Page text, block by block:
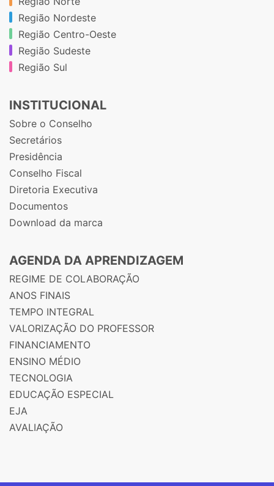
Região Nordeste
Região Centro-Oeste
Região Sudeste
Região Sul
INSTITUCIONAL
Sobre o Conselho
Secretários
Presidência
Conselho Fiscal
Diretoria Executiva
Documentos
Download da marca
AGENDA DA APRENDIZAGEM
REGIME DE COLABORAÇÃO
ANOS FINAIS
TEMPO INTEGRAL
VALORIZAÇÃO DO PROFESSOR
FINANCIAMENTO
ENSINO MÉDIO
TECNOLOGIA
EDUCAÇÃO ESPECIAL
EJA
AVALIAÇÃO